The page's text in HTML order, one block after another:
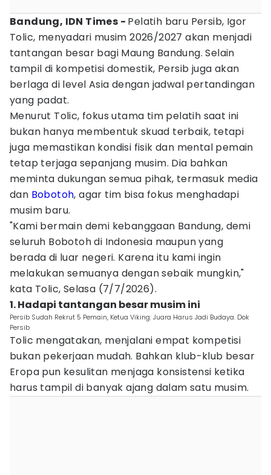
Bandung, IDN Times - Pelatih baru Persib, Igor
Tolic, menyadari musim 2026/2027 akan menjadi
tantangan besar bagi Maung Bandung. Selain
tampil di kompetisi domestik, Persib juga akan
berlaga di level Asia dengan jadwal pertandingan
yang padat.
Menurut Tolic, fokus utama tim pelatih saat ini
bukan hanya membentuk skuad terbaik, tetapi
juga memastikan kondisi fisik dan mental pemain
tetap terjaga sepanjang musim. Dia bahkan
meminta dukungan semua pihak, termasuk media
dan Bobotoh, agar tim bisa fokus menghadapi
musim baru.
"Kami bermain demi kebanggaan Bandung, demi
seluruh Bobotoh di Indonesia maupun yang
berada di luar negeri. Karena itu kami ingin
melakukan semuanya dengan sebaik mungkin,"
kata Tolic, Selasa (7/7/2026).
1. Hadapi tantangan besar musim ini
Persib Sudah Rekrut 5 Pemain, Ketua Viking: Juara Harus Jadi Budaya. Dok
Persib
Tolic mengatakan, menjalani empat kompetisi
bukan pekerjaan mudah. Bahkan klub-klub besar
Eropa pun kesulitan menjaga konsistensi ketika
harus tampil di banyak ajang dalam satu musim.